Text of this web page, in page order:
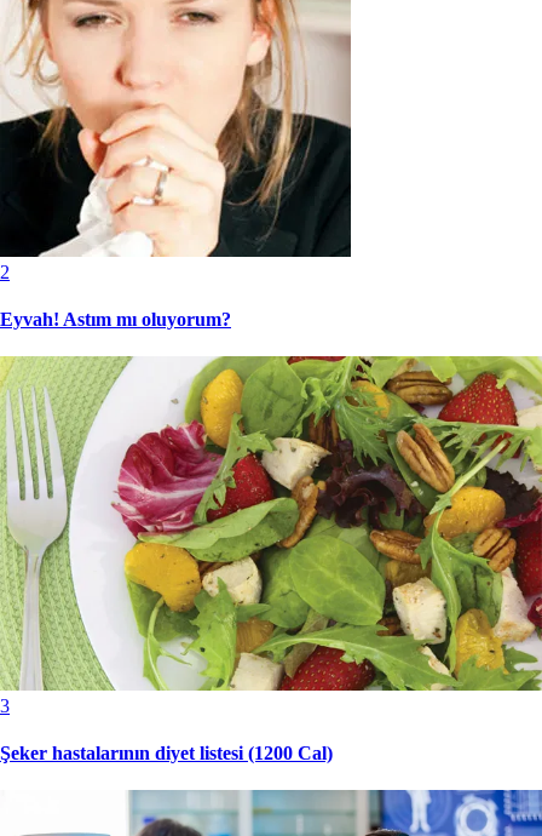
2
Eyvah! Astım mı oluyorum?
3
Şeker hastalarının diyet listesi (1200 Cal)